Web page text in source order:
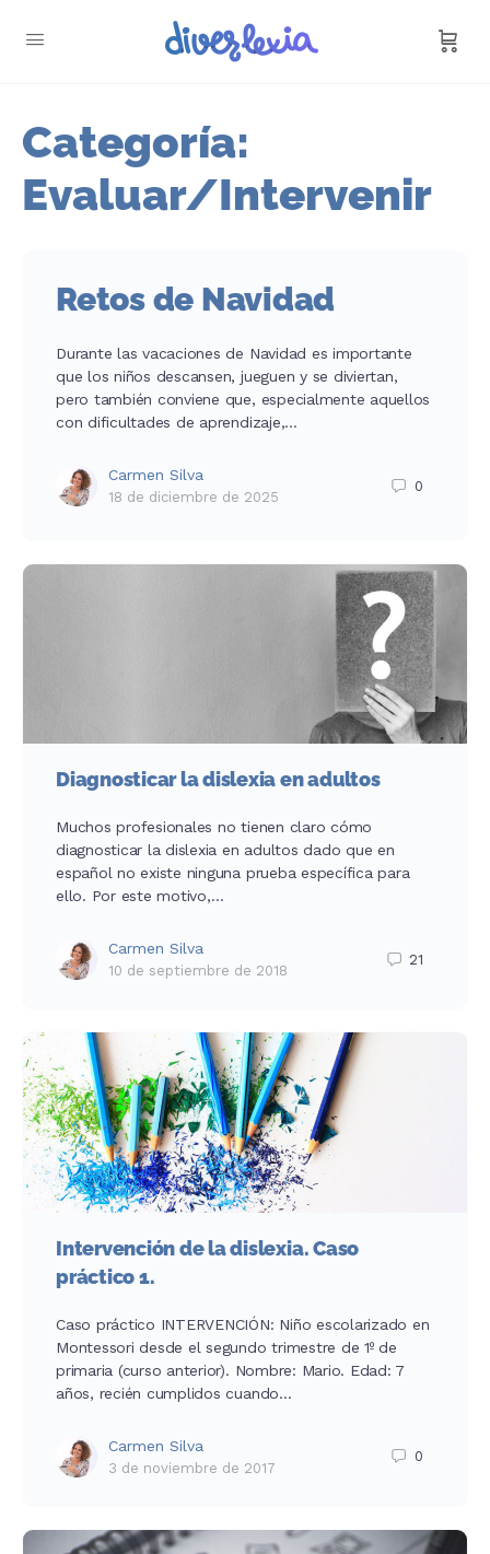
Categoría:
Evaluar/Intervenir
Retos de Navidad
Durante las vacaciones de Navidad es importante
que los niños descansen, jueguen y se diviertan,
pero también conviene que, especialmente aquellos
con dificultades de aprendizaje,…
Carmen Silva
18 de diciembre de 2025
0
Diagnosticar la dislexia en adultos
Muchos profesionales no tienen claro cómo
diagnosticar la dislexia en adultos dado que en
español no existe ninguna prueba específica para
ello. Por este motivo,…
Carmen Silva
10 de septiembre de 2018
21
Intervención de la dislexia. Caso
práctico 1.
Caso práctico INTERVENCIÓN: Niño escolarizado en
Montessori desde el segundo trimestre de 1º de
primaria (curso anterior). Nombre: Mario. Edad: 7
años, recién cumplidos cuando…
Carmen Silva
3 de noviembre de 2017
0